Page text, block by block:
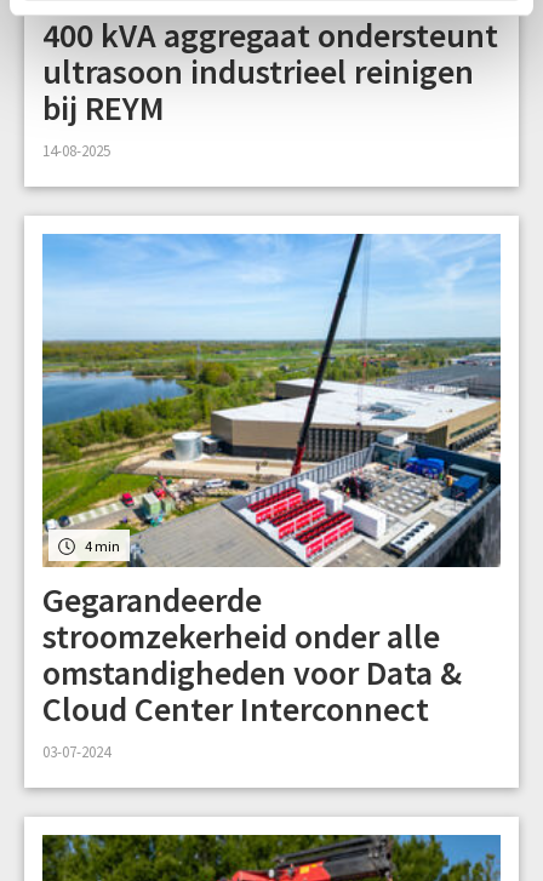
400 kVA aggregaat ondersteunt
ultrasoon industrieel reinigen
bij REYM
14-08-2025
4 min
Gegarandeerde
stroomzekerheid onder alle
omstandigheden voor Data &
Cloud Center Interconnect
03-07-2024